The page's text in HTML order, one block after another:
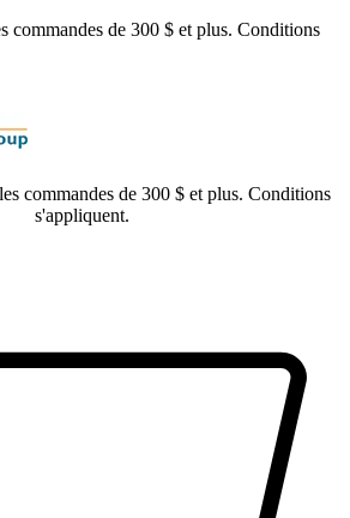
commandes de 300 $ et plus. Conditions
commandes de 300 $ et plus. Conditions
s'appliquent.